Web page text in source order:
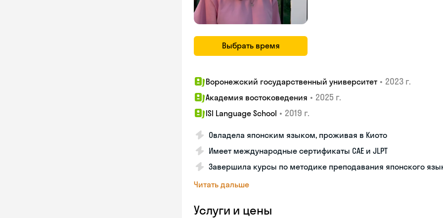
Выбрать время
Воронежский государственный университет • 2023 г.
Академия востоковедения • 2025 г.
ISI Language School • 2019 г.
Овладела японским языком, проживая в Киото
Имеет международные сертификаты CAE и JLPT
Завершила курсы по методике преподавания японского
Читать дальше
Услуги и цены